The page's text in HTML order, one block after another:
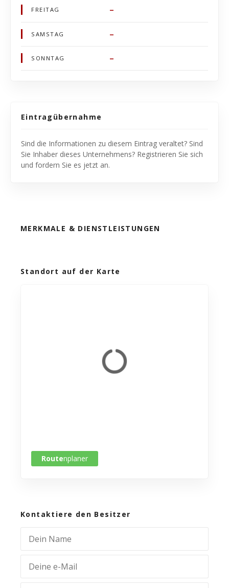
FREITAG –
SAMSTAG –
SONNTAG –
Eintragübernahme
Sind die Informationen zu diesem Eintrag veraltet? Sind
Sie Inhaber dieses Unternehmens? Registrieren Sie sich
und fordern Sie es jetzt an.
MERKMALE & DIENSTLEISTUNGEN
Standort auf der Karte
Routenplaner
Kontaktiere den Besitzer